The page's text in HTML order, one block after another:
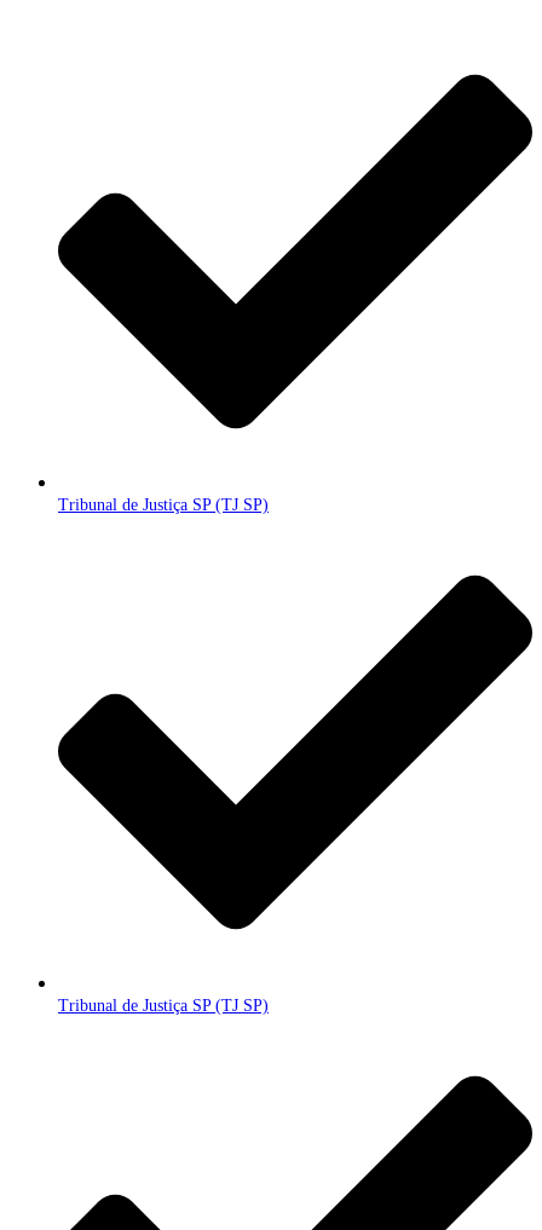
Tribunal de Justiça SP (TJ SP)
Tribunal de Justiça SP (TJ SP)